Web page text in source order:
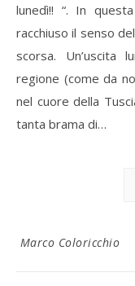
lunedì!! “. In
racchiuso il senso
scorsa.
regione (come da
nel cuore della
tanta brama di…
Marco Coloricchio